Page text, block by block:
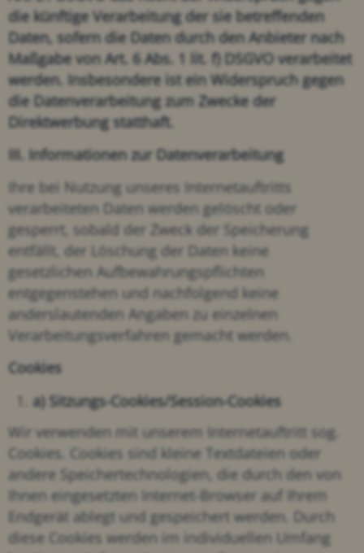
die künftige Verarbeitung der sie betreffenden
Daten, sofern die Daten durch den Anbieter nach
Maßgabe von Art. 6 Abs. 1 lit. f) DSGVO verarbeitet
werden. Insbesondere ist ein Widerspruch gegen
die Datenverarbeitung zum Zwecke der
Direktwerbung statthaft.
III. Informationen zur Datenverarbeitung
Ihre bei Nutzung unseres Internetauftritts
verarbeiteten Daten werden gelöscht oder
gesperrt, sobald der Zweck der Speicherung
entfällt, der Löschung der Daten keine
gesetzlichen Aufbewahrungspflichten
entgegenstehen und nachfolgend keine
anderslautenden Angaben zu einzelnen
Verarbeitungsverfahren gemacht werden.
Cookies
a) Sitzungs-Cookies/Session-Cookies
Wir verwenden mit unserem Internetauftritt sog.
Cookies. Cookies sind kleine Textdateien oder
andere Speichertechnologien, die durch den von
Ihnen eingesetzten Internet-Browser auf Ihrem
Endgerät ablegt und gespeichert werden. Durch
diese Cookies werden im individuellen Umfang